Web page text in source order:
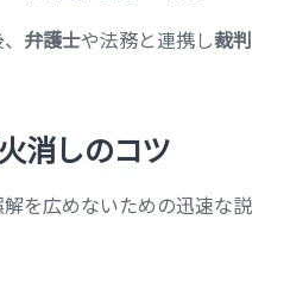
弁護士や法務と連携し裁判
消しのコツ
を広めないための迅速な説